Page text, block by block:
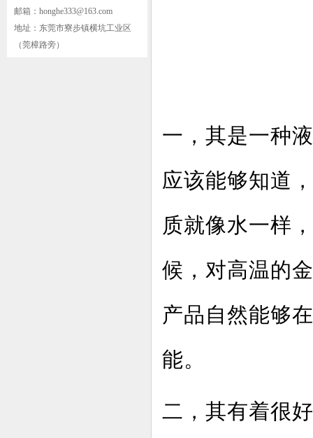
邮箱：honghe333@163.com
地址：东莞市寮步镇横坑工业区
（莞樟路旁）
一，其是一种
应该能够知道
质就像水一样
候，对高温的
产品自然能够
能。
二，其有着很